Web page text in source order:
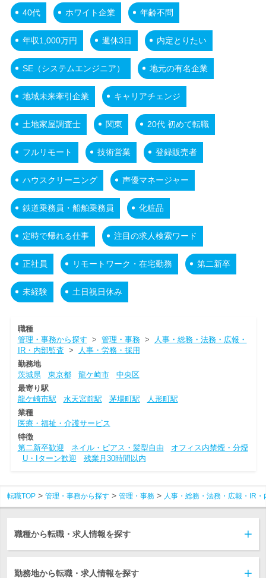
40代 ホワイト企業 年齢不問
年収1,000万円 週休3日 内定とりたい
SE（システムエンジニア） 地元の有名企業
地域未来牽引企業 キャリアチェンジ
土地家屋調査士 関東 20代 初めて転職
フルリモート 技術営業 登録販売者
ハウスクリーニング 声優マネージャー
鉄道乗務員・船舶乗務員 化粧品
定時で帰れる仕事 注目の求人検索ワード
正社員 リモートワーク・在宅勤務 第二新卒
未経験 土日祝日休み
職種
管理・事務から探す > 管理・事務>
人事・総務・法務・広報・
IR・内部監査 >
人事・労務・採用
勤務地
茨城県
東京都 龍ケ崎市
中央区
最寄り駅
龍ケ崎市駅
水天宮前駅 茅場町駅
人形町駅
業種
医療・福祉・介護サービス
特徴
第二新卒歓迎
ネイル・ピアス・髪型自由
オフィス内禁煙・分煙
U・Iターン歓迎
残業月30時間以内
転職TOP 管理・事務から探す 管理・事務 人事・総務・法務・広報・IR・
職種から転職・求人情報を探す
勤務地から転職・求人情報を探す